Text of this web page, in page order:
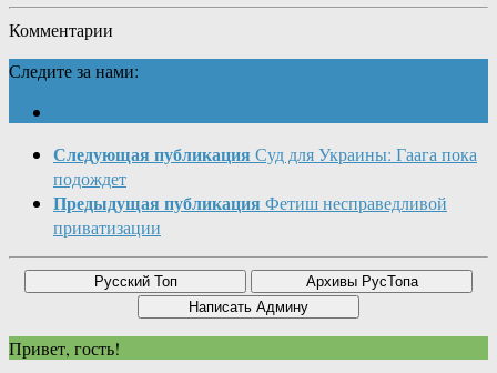
Комментарии
Следите за нами:
Следующая публикация Суд для Украины: Гаага пока
подождет
Предыдущая публикация Фетиш несправедливой
приватизации
Привет, гость!